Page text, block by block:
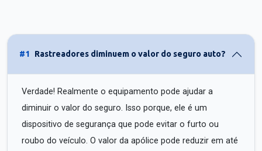
#1 Rastreadores diminuem o valor do seguro auto?
Verdade! Realmente o equipamento pode ajudar a
diminuir o valor do seguro. Isso porque, ele é um
dispositivo de segurança que pode evitar o furto ou
roubo do veículo. O valor da apólice pode reduzir em até